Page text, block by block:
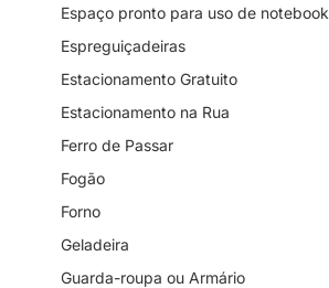
Espaço pronto para uso de notebook
Espreguiçadeiras
Estacionamento Gratuito
Estacionamento na Rua
Ferro de Passar
Fogão
Forno
Geladeira
Guarda-roupa ou Armário